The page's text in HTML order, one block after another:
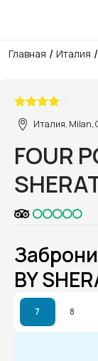
Главная / Италия /
Италия, Milan,
FOUR
BY
7 8